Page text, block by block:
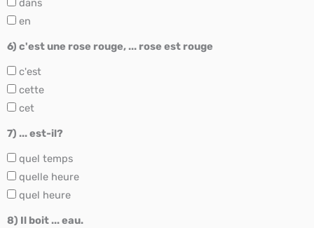
dans
en
6) c'est une rose rouge, ... rose est rouge
c'est
cette
cet
7) ... est-il?
quel temps
quelle heure
quel heure
8) Il boit ... eau.